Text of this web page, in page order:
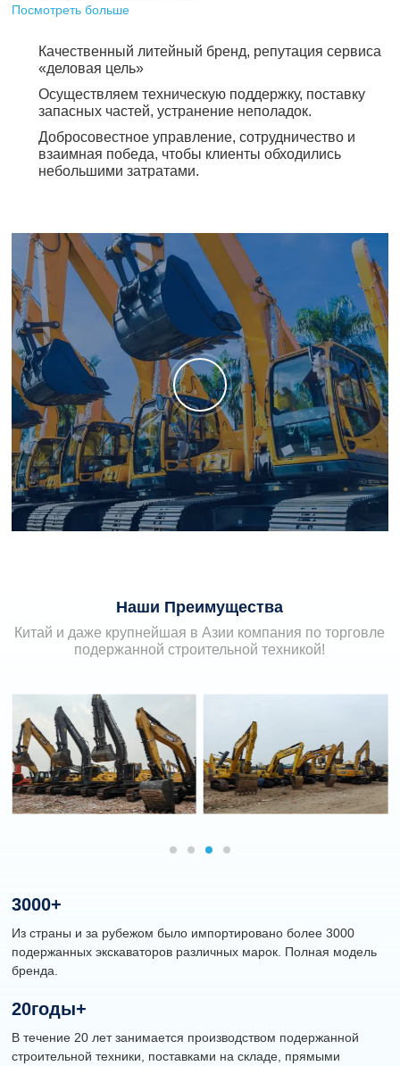
Посмотреть больше
Качественный литейный бренд, репутация сервиса
«деловая цель»
Осуществляем техническую поддержку, поставку
запасных частей, устранение неполадок.
Добросовестное управление, сотрудничество и
взаимная победа, чтобы клиенты обходились
небольшими затратами.
Наши Преимущества
Китай и даже крупнейшая в Азии компания по торговле
подержанной строительной техникой!
3000+
Из страны и за рубежом было импортировано более 3000
подержанных экскаваторов различных марок. Полная модель
бренда.
20Годы+
В течение 20 лет занимается производством подержанной
строительной техники, поставками на складе, прямыми